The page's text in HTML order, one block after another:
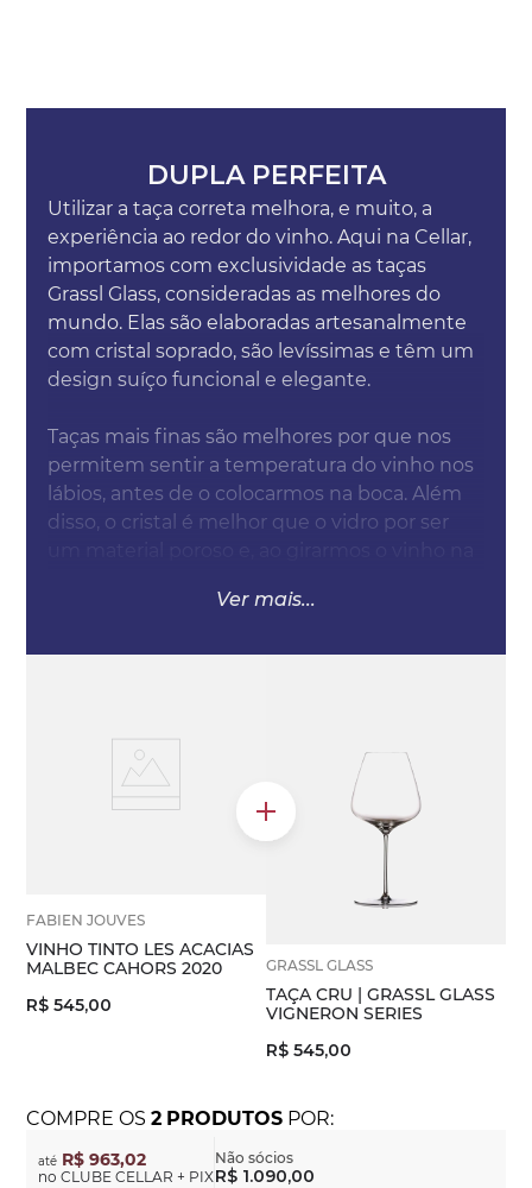
DUPLA PERFEITA
Utilizar a taça correta melhora, e muito, a
experiência ao redor do vinho. Aqui na Cellar,
importamos com exclusividade as taças
Grassl Glass, consideradas as melhores do
mundo. Elas são elaboradas artesanalmente
com cristal soprado, são levíssimas e têm um
design suíço funcional e elegante.
Taças mais finas são melhores por que nos
permitem sentir a temperatura do vinho nos
lábios, antes de o colocarmos na boca. Além
disso, o cristal é melhor que o vidro por ser
abrem, nos permitindo sentir melhor as notas
possível controlar melhor tanto a
temperatura do vinho quanto a concentração
de aromas.
ver mais
FABIEN JOUVES
VINHO TINTO LES ACACIAS
MALBEC CAHORS 2020
R$ 545,00
GRASSL GLASS
TAÇA CRU | GRASSL GLASS
VIGNERON SERIES
R$ 545,00
COMPREOS2 PRODUTOS POR:
até R$ 963,02
no CLUBE CELLAR + PIX
Não sócios
R$ 1.090,00